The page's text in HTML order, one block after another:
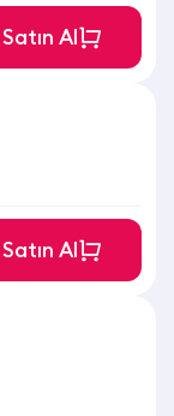
Satın Al
Satın Al